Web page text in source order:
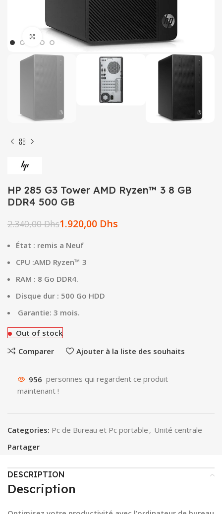
Click to enlarge
HP 285 G3 Tower AMD Ryzen™ 3 8 GB
DDR4 500 GB
2.340,00Dhs1.920,00 Dhs
État : remis a Neuf
CPU :AMD Ryzen™ 3
RAM : 8 Go DDR4.
Disque dur : 500 Go HDD
Garantie: 3 mois.
Out of stock
Comparer
Ajouter à la liste des souhaits
956 personnes qui regardent ce produit
maintenant !
Categories: Pc de Bureau et Pc portable , Unité centrale
Partager
DESCRIPTION
Description